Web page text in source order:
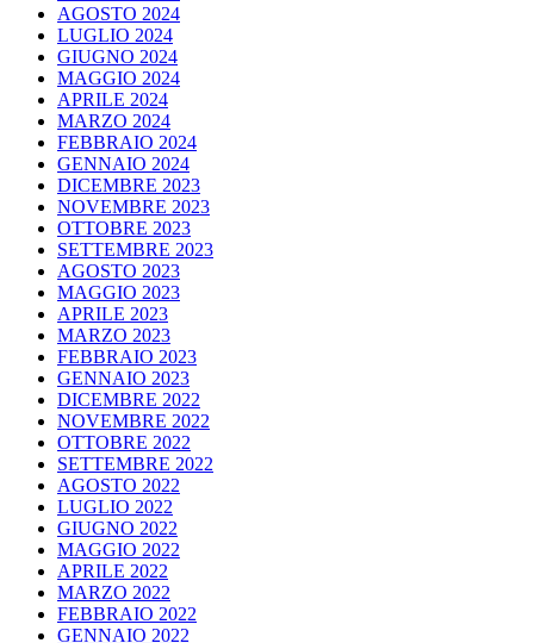
AGOSTO 2024
LUGLIO 2024
GIUGNO 2024
MAGGIO 2024
APRILE 2024
MARZO 2024
FEBBRAIO 2024
GENNAIO 2024
DICEMBRE 2023
NOVEMBRE 2023
OTTOBRE 2023
SETTEMBRE 2023
AGOSTO 2023
MAGGIO 2023
APRILE 2023
MARZO 2023
FEBBRAIO 2023
GENNAIO 2023
DICEMBRE 2022
NOVEMBRE 2022
OTTOBRE 2022
SETTEMBRE 2022
AGOSTO 2022
LUGLIO 2022
GIUGNO 2022
MAGGIO 2022
APRILE 2022
MARZO 2022
FEBBRAIO 2022
GENNAIO 2022